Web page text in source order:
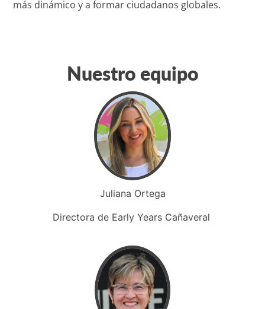
más dinámico y a formar ciudadanos globales.
Nuestro equipo
Juliana Ortega
Directora de Early Years Cañaveral